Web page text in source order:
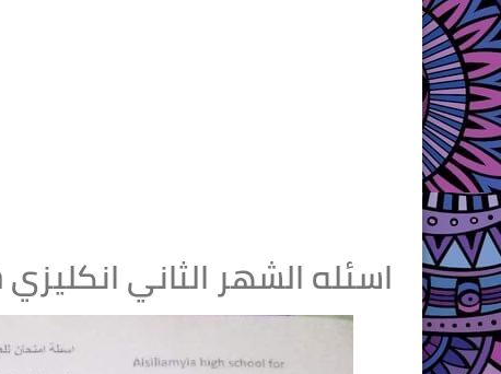
اسئله الشهر الثاني